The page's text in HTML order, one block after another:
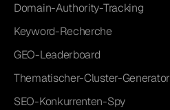
Domain-Authority-Tracking
Keyword-Recherche
GEO-Leaderboard
Thematischer-Cluster-Generator
SEO-Konkurrenten-Spy